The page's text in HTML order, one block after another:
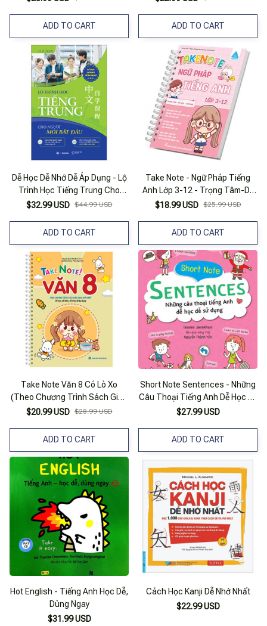
ADD TO CART ADD TO CART
Dễ Học Dễ Nhớ Dễ Áp Dụng - Lộ
Trình Học Tiếng Trung Cho
Người Mới Bắt Đầu
$32.99 USD $44.99 USD
ADD TO CART
Take Note - Ngữ Pháp Tiếng
Anh Lớp 3-12 - Trọng Tâm-Dễ
Học-Nhớ Lâu
$18.99 USD $25.99 USD
ADD TO CART
Take Note Văn 8 Có Lò Xo
(Theo Chương Trình Sách Giáo
Khoa Mới Nhất - Dễ Học, Dễ
$20.99 USD $28.99 USD
ADD TO CART
Short Note Sentences - Những
Câu Thoại Tiếng Anh Dễ Học Dễ
Sử Dụng
$27.99 USD
ADD TO CART
Hot English - Tiếng Anh Học Dễ,
Dùng Ngay
$31.99 USD
Cách Học Kanji Dễ Nhớ Nhất
$22.99 USD